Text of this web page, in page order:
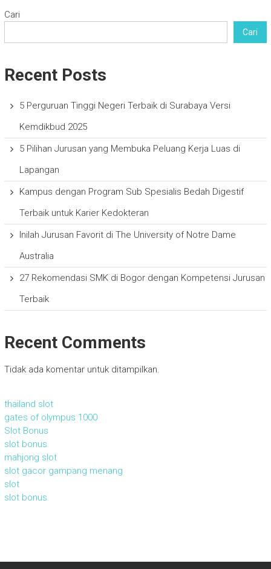
Cari
Cari
Recent Posts
5 Perguruan Tinggi Negeri Terbaik di Surabaya Versi
Kemdikbud 2025
5 Pilihan Jurusan yang Membuka Peluang Kerja Luas di
Lapangan
Kampus dengan Program Sub Spesialis Bedah Digestif
Terbaik untuk Karier Kedokteran
Inilah Jurusan Favorit di The University of Notre Dame
Australia
27 Rekomendasi SMK di Bogor dengan Kompetensi Jurusan
Terbaik
Recent Comments
Tidak ada komentar untuk ditampilkan.
thailand slot
gates of olympus 1000
Slot Bonus
slot bonus
mahjong slot
slot gacor gampang menang
slot
slot bonus